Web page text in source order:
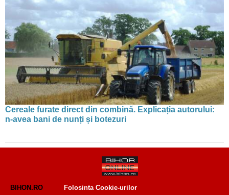
Cereale furate direct din combină. Explicația autorului:
n-avea bani de nunți și botezuri
BIHON.RO Folosinta Cookie-urilor